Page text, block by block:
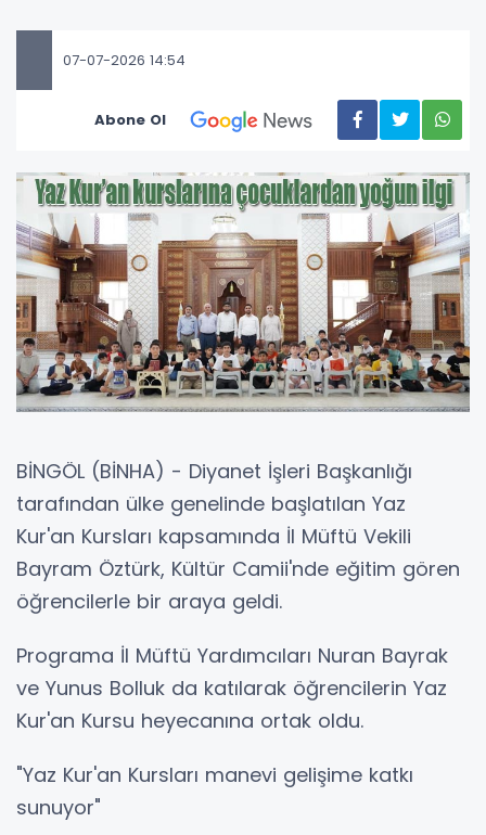
07-07-2026 14:54
Abone Ol
BİNGÖL (BİNHA) - Diyanet İşleri Başkanlığı
tarafından ülke genelinde başlatılan Yaz
Kur'an Kursları kapsamında İl Müftü Vekili
Bayram Öztürk, Kültür Camii'nde eğitim gören
öğrencilerle bir araya geldi.
Programa İl Müftü Yardımcıları Nuran Bayrak
ve Yunus Bolluk da katılarak öğrencilerin Yaz
Kur'an Kursu heyecanına ortak oldu.
"Yaz Kur'an Kursları manevi gelişime katkı
sunuyor"